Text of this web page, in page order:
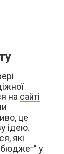
на сайті
це
ідею.
які
бюджет" у